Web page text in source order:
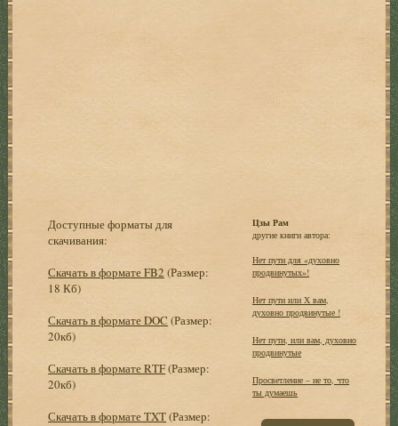
Доступные форматы для
скачивания:
Скачать в формате FB2 (Размер:
18 Кб)
Скачать в формате DOC (Размер:
20кб)
Скачать в формате RTF(Размер:
20кб)
Скачать в формате TXT(Размер:
Цзы Рам
другие книги автора:
Нет пути для «духовно
продвинутых»!
Нет пути или Х вам,
духовно продвинутые !
Нет пути, или вам, духовно
продвинутые
Просветление – не то, что
ты думаешь